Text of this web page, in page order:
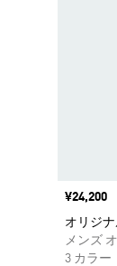
価格
¥24,200
オリジ
メンズ
3 カラー